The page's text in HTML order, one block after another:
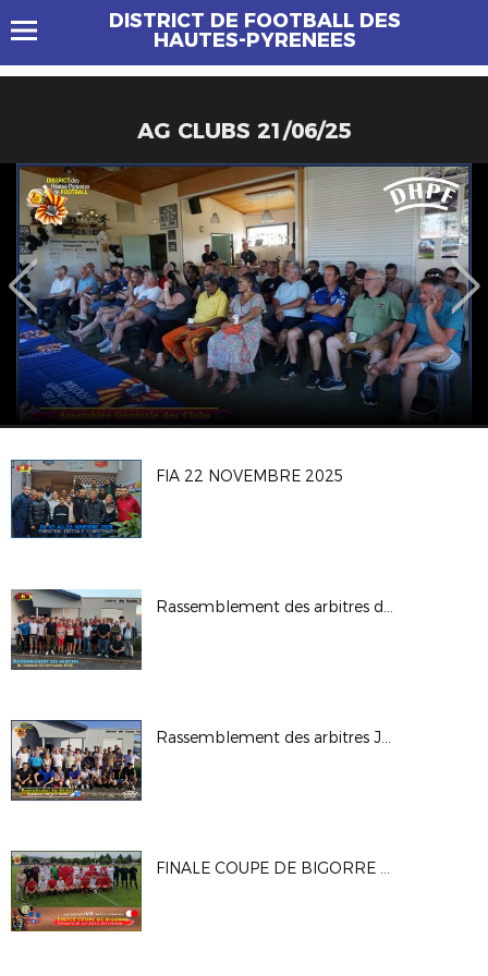
DISTRICT DE FOOTBALL DES
HAUTES-PYRENEES
AG CLUBS 21/06/25
FIA 22 NOVEMBRE 2025
Rassemblement des arbitres du 05-09-25
Rassemblement des arbitres Juin 2025
FINALE COUPE DE BIGORRE 2025